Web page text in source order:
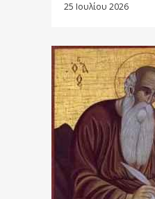
25 Ιουλίου 2026